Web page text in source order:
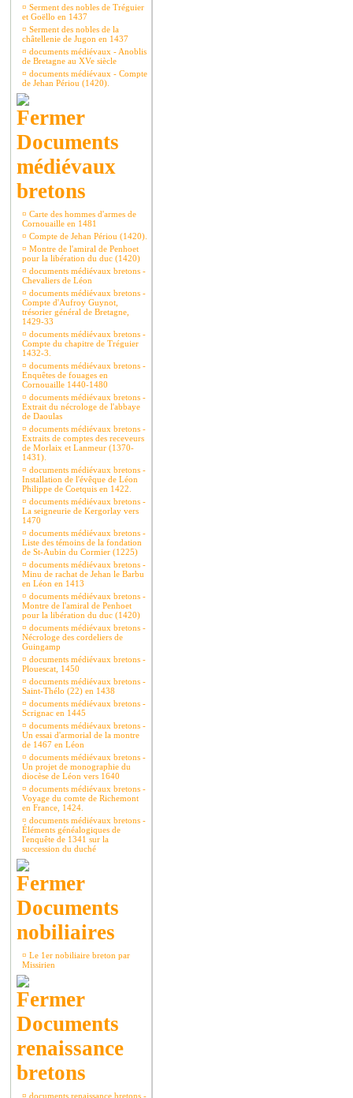
¤ Serment des nobles de Tréguier
et Goëllo en 1437
¤ Serment des nobles de la
châtellenie de Jugon en 1437
¤ documents médiévaux - Anoblis
de Bretagne au XVe siècle
¤ documents médiévaux - Compte
de Jehan Périou (1420).
Documents
médiévaux
bretons
¤ Carte des hommes d'armes de
Cornouaille en 1481
¤ Compte de Jehan Périou (1420).
¤ Montre de l'amiral de Penhoet
pour la libération du duc (1420)
¤ documents médiévaux bretons -
Chevaliers de Léon
¤ documents médiévaux bretons -
Compte d'Aufroy Guynot,
trésorier général de Bretagne,
1429-33
¤ documents médiévaux bretons -
Compte du chapitre de Tréguier
1432-3.
¤ documents médiévaux bretons -
Enquêtes de fouages en
Cornouaille 1440-1480
¤ documents médiévaux bretons -
Extrait du nécrologe de l'abbaye
de Daoulas
¤ documents médiévaux bretons -
Extraits de comptes des receveurs
de Morlaix et Lanmeur (1370-
1431).
¤ documents médiévaux bretons -
Installation de l'évêque de Léon
Philippe de Coetquis en 1422.
¤ documents médiévaux bretons -
La seigneurie de Kergorlay vers
1470
¤ documents médiévaux bretons -
Liste des témoins de la fondation
de St-Aubin du Cormier (1225)
¤ documents médiévaux bretons -
Minu de rachat de Jehan le Barbu
en Léon en 1413
¤ documents médiévaux bretons -
Montre de l'amiral de Penhoet
pour la libération du duc (1420)
¤ documents médiévaux bretons -
Nécrologe des cordeliers de
Guingamp
¤ documents médiévaux bretons -
Plouescat, 1450
¤ documents médiévaux bretons -
Saint-Thélo (22) en 1438
¤ documents médiévaux bretons -
Scrignac en 1445
¤ documents médiévaux bretons -
Un essai d'armorial de la montre
de 1467 en Léon
¤ documents médiévaux bretons -
Un projet de monographie du
diocèse de Léon vers 1640
¤ documents médiévaux bretons -
Voyage du comte de Richemont
en France, 1424.
¤ documents médiévaux bretons -
Éléments généalogiques de
l'enquête de 1341 sur la
succession du duché
Documents
nobiliaires
¤ Le 1er nobiliaire breton par
Missirien
Documents
renaissance
bretons
¤ documents renaissance bretons -